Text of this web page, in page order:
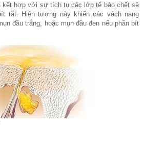
kết hợp với sự tích tụ các lớp tế bào chết sẽ
tắt. Hiện tượng này khiến các vách nang
đầu trắng, hoặc mụn đầu đen nếu phần bít